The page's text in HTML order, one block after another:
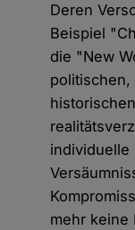
Deren
Beispiel
die "New
individuelle
mehr keine